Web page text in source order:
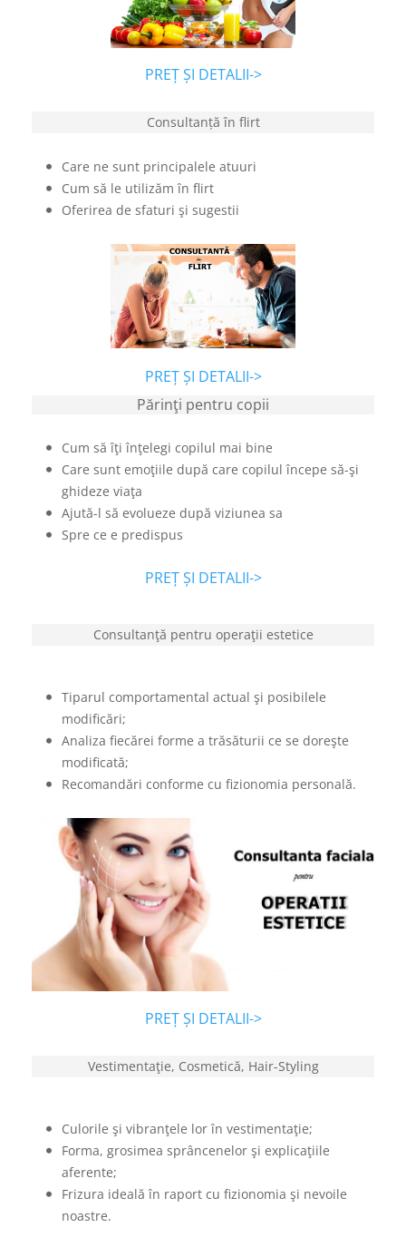
PREȚ ȘI DETALII->
Consultanță în flirt
Care ne sunt principalele atuuri
Cum să le utilizăm în flirt
Oferirea de sfaturi şi sugestii
PREȚ ȘI DETALII->
Părinţi pentru copii
Cum să îţi înţelegi copilul mai bine
Care sunt emoţiile după care copilul începe să-şi
ghideze viaţa
Ajută-l să evolueze după viziunea sa
Spre ce e predispus
PREȚ ȘI DETALII->
Consultanţă pentru operaţii estetice
Tiparul comportamental actual şi posibilele
modificări;
Analiza fiecărei forme a trăsăturii ce se doreşte
modificată;
Recomandări conforme cu fizionomia personală.
PREȚ ȘI DETALII->
Vestimentaţie, Cosmetică, Hair-Styling
Culorile şi vibranţele lor în vestimentaţie;
Forma, grosimea sprâncenelor şi explicaţiile
aferente;
Frizura ideală în raport cu fizionomia şi nevoile
noastre.